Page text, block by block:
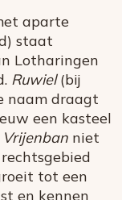
aparte
staat
Lotharingen
Ruwiel(bij
naam draagt
een kasteel
Vrijenban niet
tot een
en kennen